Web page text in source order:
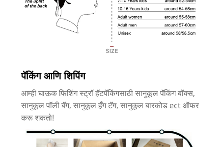
पॅकिंग आणि शिपिंग
आम्ही घाऊक फिशिंग स्ट्रॉ हॅटपॅकिंगसाठी सानुकूल पॅकिंग बॉक्स,
सानुकूल पॉली बॅग, सानुकूल हँग टॅग, सानुकूल बारकोड ect ऑफर
करू शकतो!